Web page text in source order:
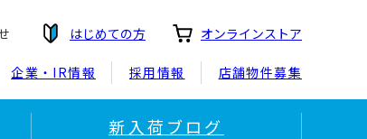
はじめての方 オンラインストア
企業・IR情報 採用情報 店舗物件募集
新入荷ブログ